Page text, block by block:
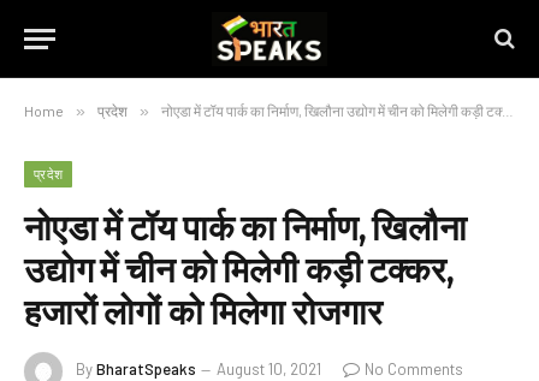
Home » प्रदेश » नोएडा में टॉय पार्क का निर्माण, खिलौना उद्योग में चीन को मिलेगी कड़ी टक्कर, हजारों लोगों को मिलेगा रोजगार
प्रदेश
नोएडा में टॉय पार्क का निर्माण, खिलौना
उद्योग में चीन को मिलेगी कड़ी टक्कर,
हजारों लोगों को मिलेगा रोजगार
ByBharatSpeaks August 10, 2021
No Comments